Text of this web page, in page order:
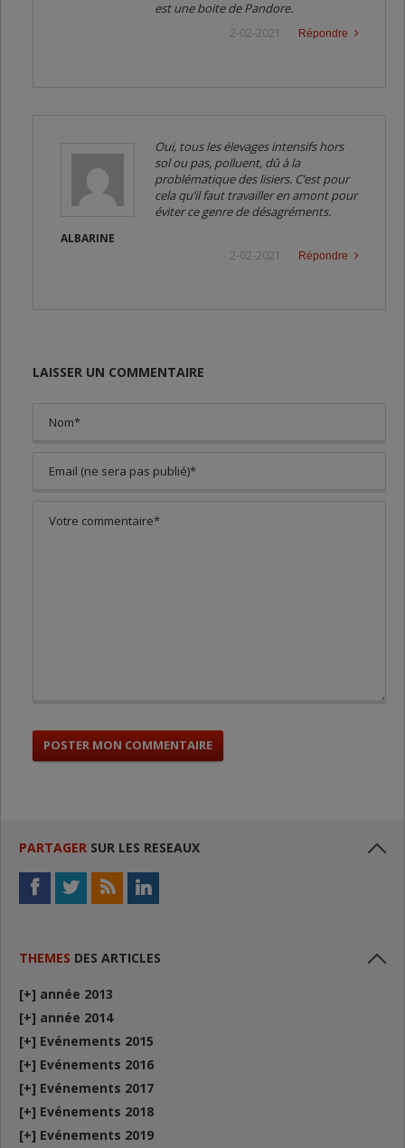
est une boite de Pandore.
Répondre
2-02-2021
ALBARINE
Oui, tous les élevages intensifs hors
sol ou pas, polluent, dû à la
problématique des lisiers. C’est pour
cela qu’il faut travailler en amont pour
éviter ce genre de désagréments.
Répondre
2-02-2021
LAISSER UN COMMENTAIRE
PARTAGER SUR LES RESEAUX
THEMES DES ARTICLES
[+] année 2013
[+] année 2014
[+] Evénements 2015
[+] Evénements 2016
[+] Evénements 2017
[+] Evénements 2018
[+] Evénements 2019